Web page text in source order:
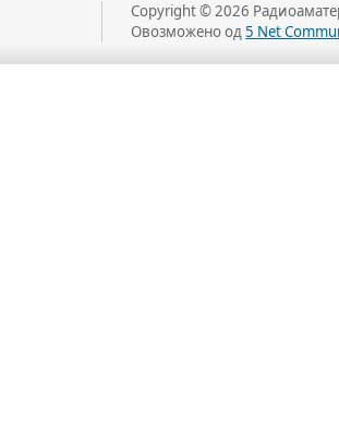
Copyright © 2026
Овозможено од5 Net